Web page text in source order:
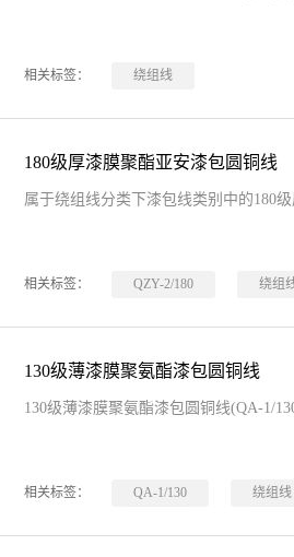
相关标签： 绕组线
180级厚漆膜聚酯亚安漆包圆铜线
属于绕组线分类下漆包线类别中的180
相关标签： QZY-2/180 绕组
130级薄漆膜聚氨酯漆包圆铜线
130级薄漆膜聚氨酯漆包圆铜线(QA-1/
相关标签： QA-1/130 绕组线